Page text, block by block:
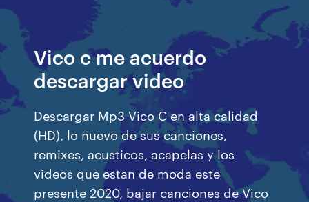
Vico c me acuerdo
descargar video
Descargar Mp3 Vico C en alta calidad
(HD), lo nuevo de sus canciones,
remixes, acusticos, acapelas y los
videos que estan de moda este
presente 2020, bajar canciones de Vico